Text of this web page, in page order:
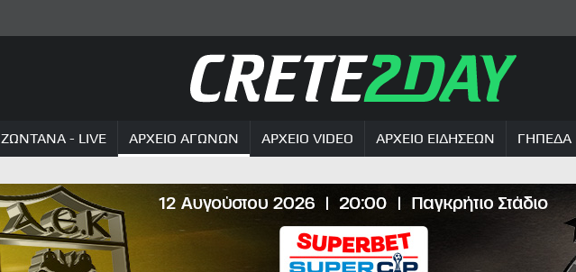
ΖΩΝΤΑΝΑ - LIVE ΑΡΧΕΙΟ ΑΓΩΝΩΝ ΑΡΧΕΙΟ VIDEO ΑΡΧΕΙΟ ΕΙΔΗΣΕΩΝ ΓΗΠΕΔΑ